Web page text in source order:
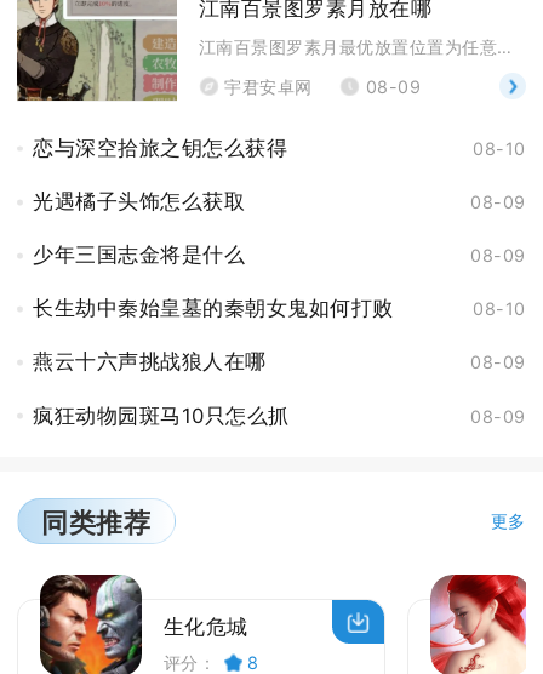
江南百景图罗素月放在哪
江南百景图罗素月最优放置位置为任意府城的炼丹炉，长
宇君安卓网
08-09
恋与深空拾旅之钥怎么获得 08-10
光遇橘子头饰怎么获取 08-09
少年三国志金将是什么 08-09
长生劫中秦始皇墓的秦朝女鬼如何打败 08-10
燕云十六声挑战狼人在哪 08-09
疯狂动物园斑马10只怎么抓 08-09
同类推荐 更多
生化危城
评分： 8